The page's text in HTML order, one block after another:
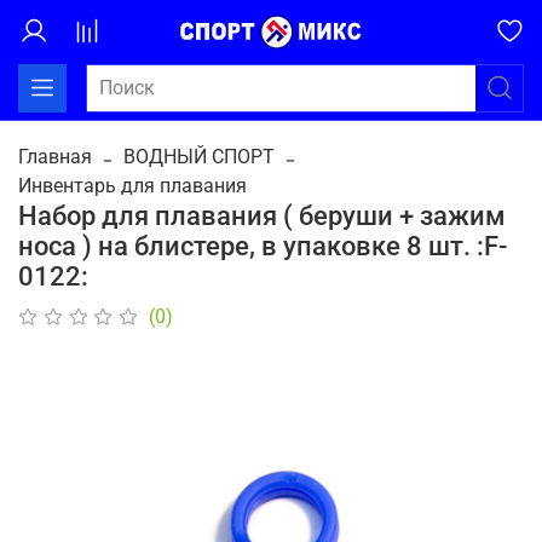
Главная
ВОДНЫЙ СПОРТ
Инвентарь для плавания
Набор для плавания ( беруши + зажим
носа ) на блистере, в упаковке 8 шт. :F-
0122:
(0)